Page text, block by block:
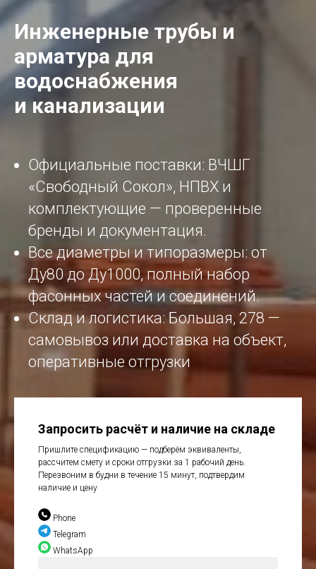
Инженерные трубы и
арматура для
водоснабжения
и канализации
Официальные поставки: ВЧШГ
«Свободный Сокол», НПВХ и
комплектующие — проверенные
бренды и документация.
Все диаметры и типоразмеры: от
Ду80 до Ду1000, полный набор
фасонных частей и соединений.
Склад и логистика: Большая, 278 —
самовывоз или доставка на объект,
оперативные отгрузки
Запросить расчёт и наличие на складе
Пришлите спецификацию — подберём эквиваленты,
рассчитем смету и сроки отгрузки за 1 рабочий день.
Перезвоним в будни в течение 15 минут, подтвердим
наличие и цену
Phone
Telegram
WhatsApp